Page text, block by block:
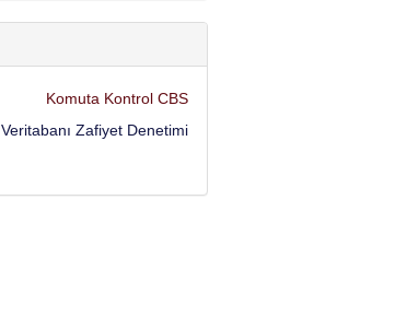
Komuta Kontrol CBS
Veritabanı Zafiyet Denetimi